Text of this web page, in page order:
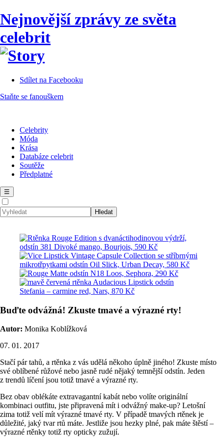
Nejnovější zprávy ze světa
celebrit
Sdílet na Facebooku
Staňte se fanouškem
Celebrity
Móda
Krása
Databáze celebrit
Soutěže
Předplatné
☰
Buďte odvážná! Zkuste tmavé a výrazné rty!
Autor: Monika Koblížková
07. 01. 2017
Stačí pár tahů, a rtěnka z vás udělá někoho úplně jiného! Zkuste místo
své oblíbené růžové nebo jasně rudé nějaký temnější odstín. Jeden
z trendů líčení jsou totiž tmavé a výrazné rty.
Bez obav oblékáte extravagantní kabát nebo volíte originální
kombinaci outfitu, jste připravená mít i odvážný make-up? Letošní
zima totiž velí mít výrazné tmavé rty. V případě tmavých rtěnek je
důležité, jaký tvar rtů máte. Jestliže jsou hezky plné, pak máte štěstí –
výrazné rtěnky totiž rty opticky zužují.